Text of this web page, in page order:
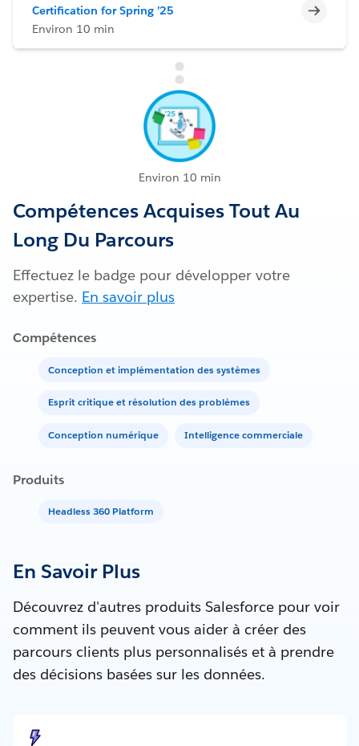
Certification for Spring ’25
Environ 10 min
Environ 10 min
Compétences Acquises Tout Au
Long Du Parcours
Effectuez le badge pour développer votre
expertise. En savoir plus
Compétences
Conception et implémentation des systèmes
Esprit critique et résolution des problèmes
Conception numérique Intelligence commerciale
Produits
Headless 360 Platform
En Savoir Plus
Découvrez d'autres produits Salesforce pour voir
comment ils peuvent vous aider à créer des
parcours clients plus personnalisés et à prendre
des décisions basées sur les données.